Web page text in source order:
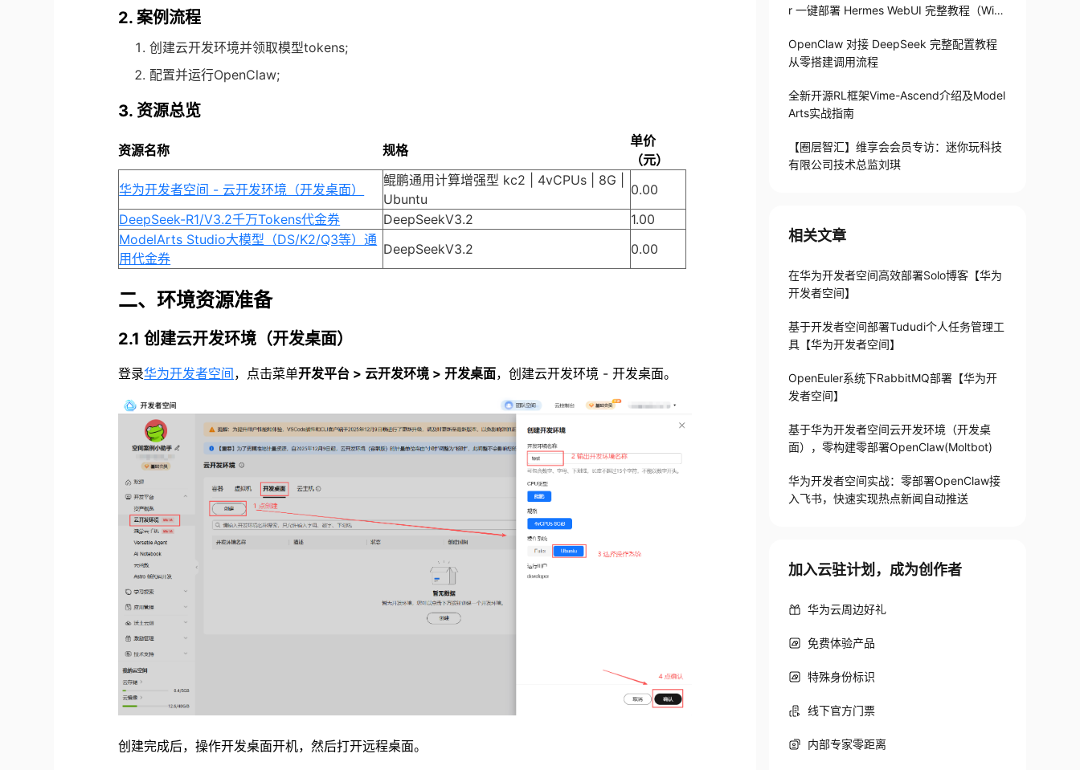
2. 案例流程
创建云开发环境并领取模型tokens;
配置并运行OpenClaw;
3. 资源总览
资源名称 规格
单价
（元）
华为开发者空间 - 云开发环境（开发桌面）
鲲鹏通用计算增强型 kc2 | 4vCPUs | 8G |
Ubuntu
0.00
DeepSeek-R1/V3.2千万Tokens代金券
DeepSeekV3.2
1.00
ModelArts Studio大模型（DS/K2/Q3等）通
用代金券
DeepSeekV3.2 0.00
二、环境资源准备
2.1 创建云开发环境（开发桌面）
登录华为开发者空间 ，点击菜单开发平台 > 云开发环境 > 开发桌面，创建云开发环境 - 开发桌面。
创建完成后，操作开发桌面开机，然后打开远程桌面。
r 一键部署 Hermes WebUI 完整教程（Win
OpenClaw 对接 DeepSeek 完整配置教程
从零搭建调用流程
全新开源RL框架Vime-Ascend介绍及Model
Arts实战指南
【圈层智汇】维享会会员专访：迷你玩科技
有限公司技术总监刘琪
相关文章
在华为开发者空间高效部署Solo博客【华为
开发者空间】
基于开发者空间部署Tududi个人任务管理工
具【华为开发者空间】
OpenEuler系统下RabbitMQ部署【华为开
发者空间】
基于华为开发者空间云开发环境（开发桌
面），零构建零部署OpenClaw(Moltbot)
华为开发者空间实战：零部署OpenClaw接
入飞书，快速实现热点新闻自动推送
加入云驻计划，成为创作者
华为云周边好礼
免费体验产品
特殊身份标识
线下官方门票
内部专家零距离